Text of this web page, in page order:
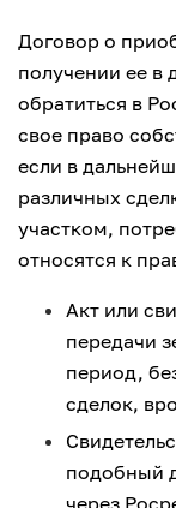
Договор о
получении ее в
обратиться в
свое право
если в
различных
участком,
относятся к
Акт или
передачи
период,
сделок,
подобный
через